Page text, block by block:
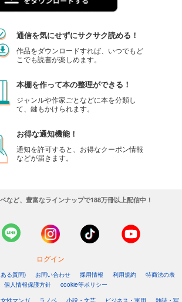
通信を気にせずにサクサク読める！
作品をダウンロードすれば、いつでもど
こでも読書が楽しめます。
本棚を作って本の整理ができる！
ジャンルや作家ごとなどに本を分類し
て、鍵もかけられます。
お得な通知機能！
通知を許可すると、お得なクーポン情報
などが届きます。
など、豊富なラインナップで188万冊以上配信中！
ログイン
る質問) お問い合わせ 採用情報 利用規約
特商法の表
個人情報保護方針
cookie等ポリシー